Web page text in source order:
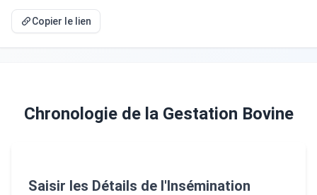
Copier le lien
Chronologie de la Gestation Bovine
Saisir les Détails de l'Insémination